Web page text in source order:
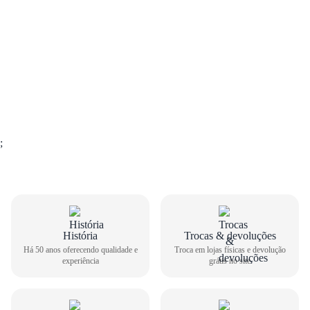
GUIA DE TAMANHOS
Bota Western Via Marte Feminina 079-010-01
;
História
Há 50 anos oferecendo qualidade e
experiência
Trocas & devoluções
Troca em lojas físicas e devolução
grátis no site